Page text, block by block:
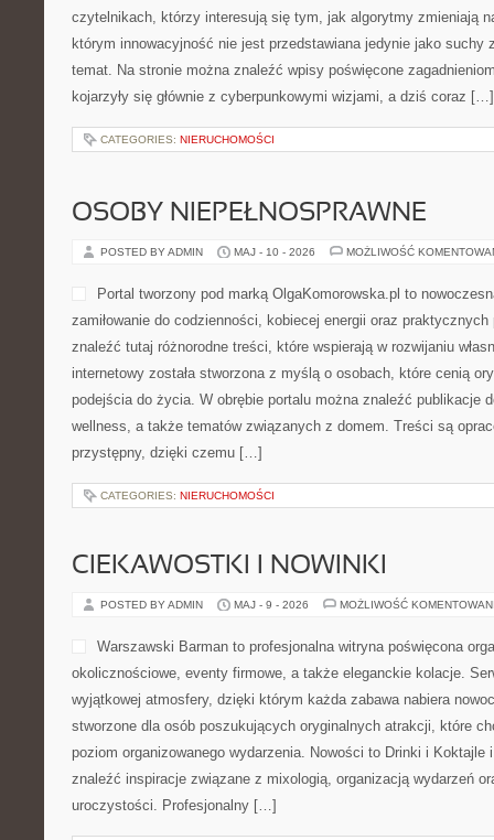
czytelnikach, którzy interesują się tym, jak algorytmy zmieniają
którym innowacyjność nie jest przedstawiana jedynie jako suchy
temat. Na stronie można znaleźć wpisy poświęcone
kojarzyły się głównie z cyberpunkowymi wizjami, a dziś coraz […]
CATEGORIES: NIERUCHOMOŚCI
OSOBY NIEPEŁNOSPRAWNE
POSTED BY ADMIN MAJ - 10 - 2026 MOŻLIWOŚĆ
Portal tworzony pod marką OlgaKomorowska.pl to
zamiłowanie do codzienności, kobiecej energii oraz
znaleźć tutaj różnorodne treści, które wspierają w rozwijaniu
internetowy została stworzona z myślą o osobach, które cenią
podejścia do życia. W obrębie portalu można znaleźć publikacje
wellness, a także tematów związanych z domem. Treści są
przystępny, dzięki czemu […]
CATEGORIES: NIERUCHOMOŚCI
CIEKAWOSTKI I NOWINKI
POSTED BY ADMIN MAJ - 9 - 2026 MOŻLIWOŚĆ
Warszawski Barman to profesjonalna witryna poświęcona
okolicznościowe, eventy firmowe, a także eleganckie kolacje.
wyjątkowej atmosfery, dzięki którym każda zabawa nabiera
stworzone dla osób poszukujących oryginalnych atrakcji, które
poziom organizowanego wydarzenia. Nowości to Drinki i Koktajle
znaleźć inspiracje związane z mixologią, organizacją wydarzeń
uroczystości. Profesjonalny […]